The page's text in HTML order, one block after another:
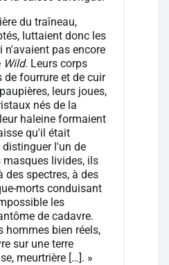
du traîneau,
luttaient donc les
n'avaient pas encore
Wild. Leurs corps
de fourrure et de cuir
leurs joues,
nés de la
haleine formaient
qu'il était
l'un de
masques livides, ils
des spectres, à des
morts conduisant
les
de cadavre.
hommes bien réels,
sur une terre
meurtrière […]. »